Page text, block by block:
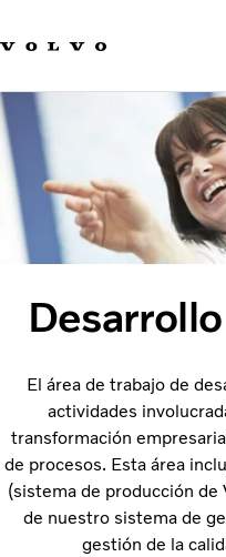
Innovación
Carreras
Sostenibilidad
Novedades y
Acerca de
El área de trabajo de
actividades
transformación
de procesos. Esta área
(sistema de producción de
de nuestro sistema de
gestión de la